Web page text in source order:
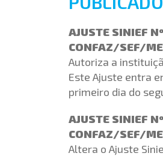
AJUSTE SINIEF
CONFAZ/SEF/
Autoriza a
Este Ajuste entra
primeiro dia do
AJUSTE SINIEF
CONFAZ/SEF/
Altera o Ajuste